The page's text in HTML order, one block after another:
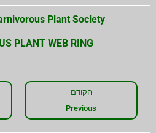
Plant Society
PLANT WEB RING
הקודם
Previous